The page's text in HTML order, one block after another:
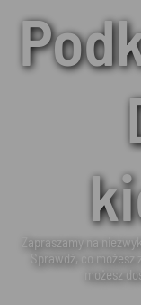
Zapraszamy na
Sprawdź, co
możesz